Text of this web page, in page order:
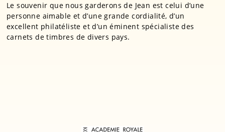
Le souvenir que nous garderons de Jean est celui d’une
personne aimable et d’une grande cordialité, d’un
excellent philatéliste et d’un éminent spécialiste des
carnets de timbres de divers pays.